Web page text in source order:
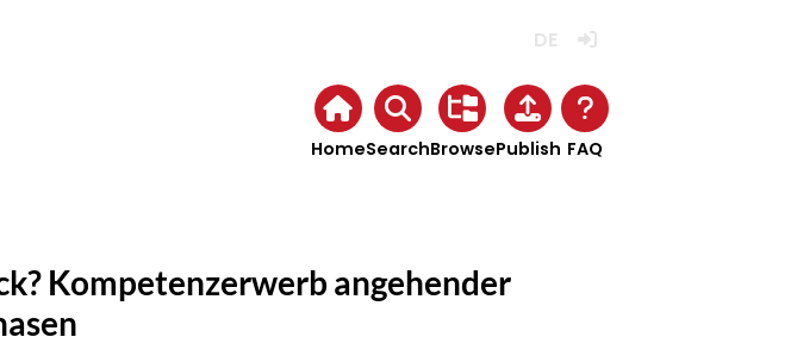
HomeSearchBrowsePublish FAQ
Kompetenzerwerb angehender